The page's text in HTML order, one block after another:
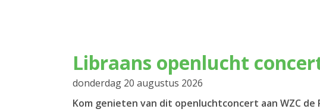
Libraans openlucht
donderdag 20 augustus 2026
Kom genieten van dit openluchtconcert aan WZC de